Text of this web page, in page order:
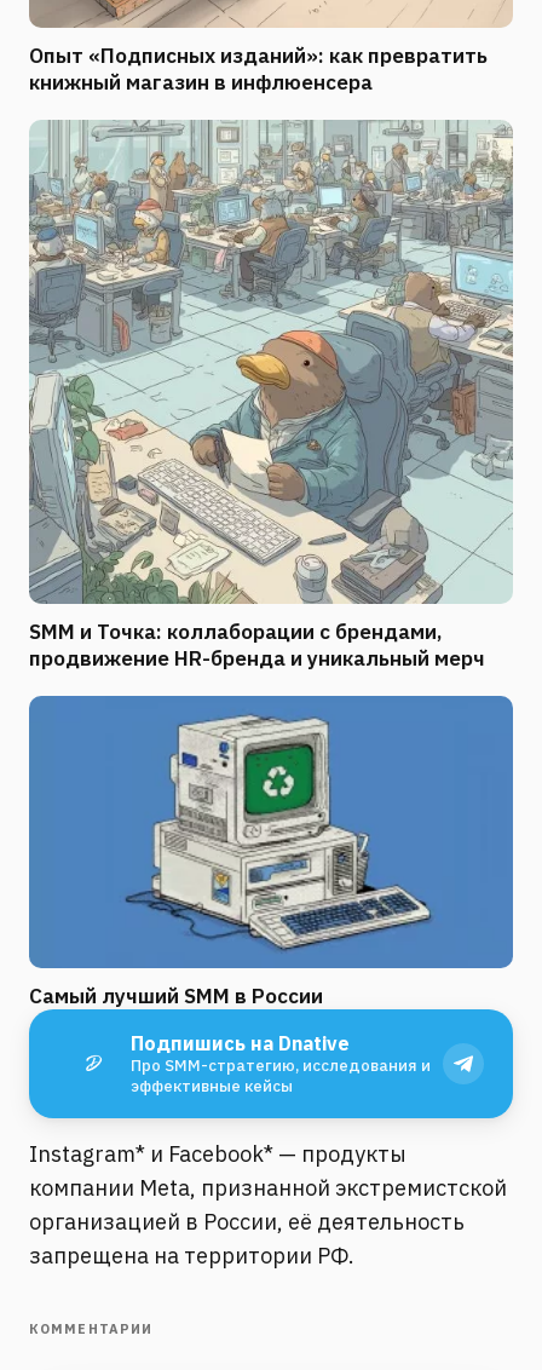
Опыт «Подписных изданий»: как превратить
книжный магазин в инфлюенсера
SMM и Точка: коллаборации с брендами,
продвижение HR-бренда и уникальный мерч
Самый лучший SMM в России
Подпишись на Dnative
Про SMM-стратегию, исследования и
эффективные кейсы
Instagram* и Facebook* — продукты
компании Meta, признанной экстремистской
организацией в России, её деятельность
запрещена на территории РФ.
КОММЕНТАРИИ